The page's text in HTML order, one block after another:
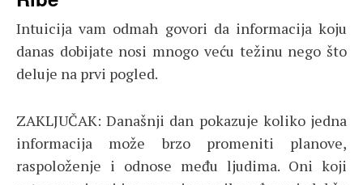
Intuicija vam odmah govori da informacija koju
danas dobijate nosi mnogo veću težinu nego što
deluje na prvi pogled.
ZAKLJUČAK: Današnji dan pokazuje koliko jedna
informacija može brzo promeniti planove,
raspoloženje i odnose među ljudima. Oni koji